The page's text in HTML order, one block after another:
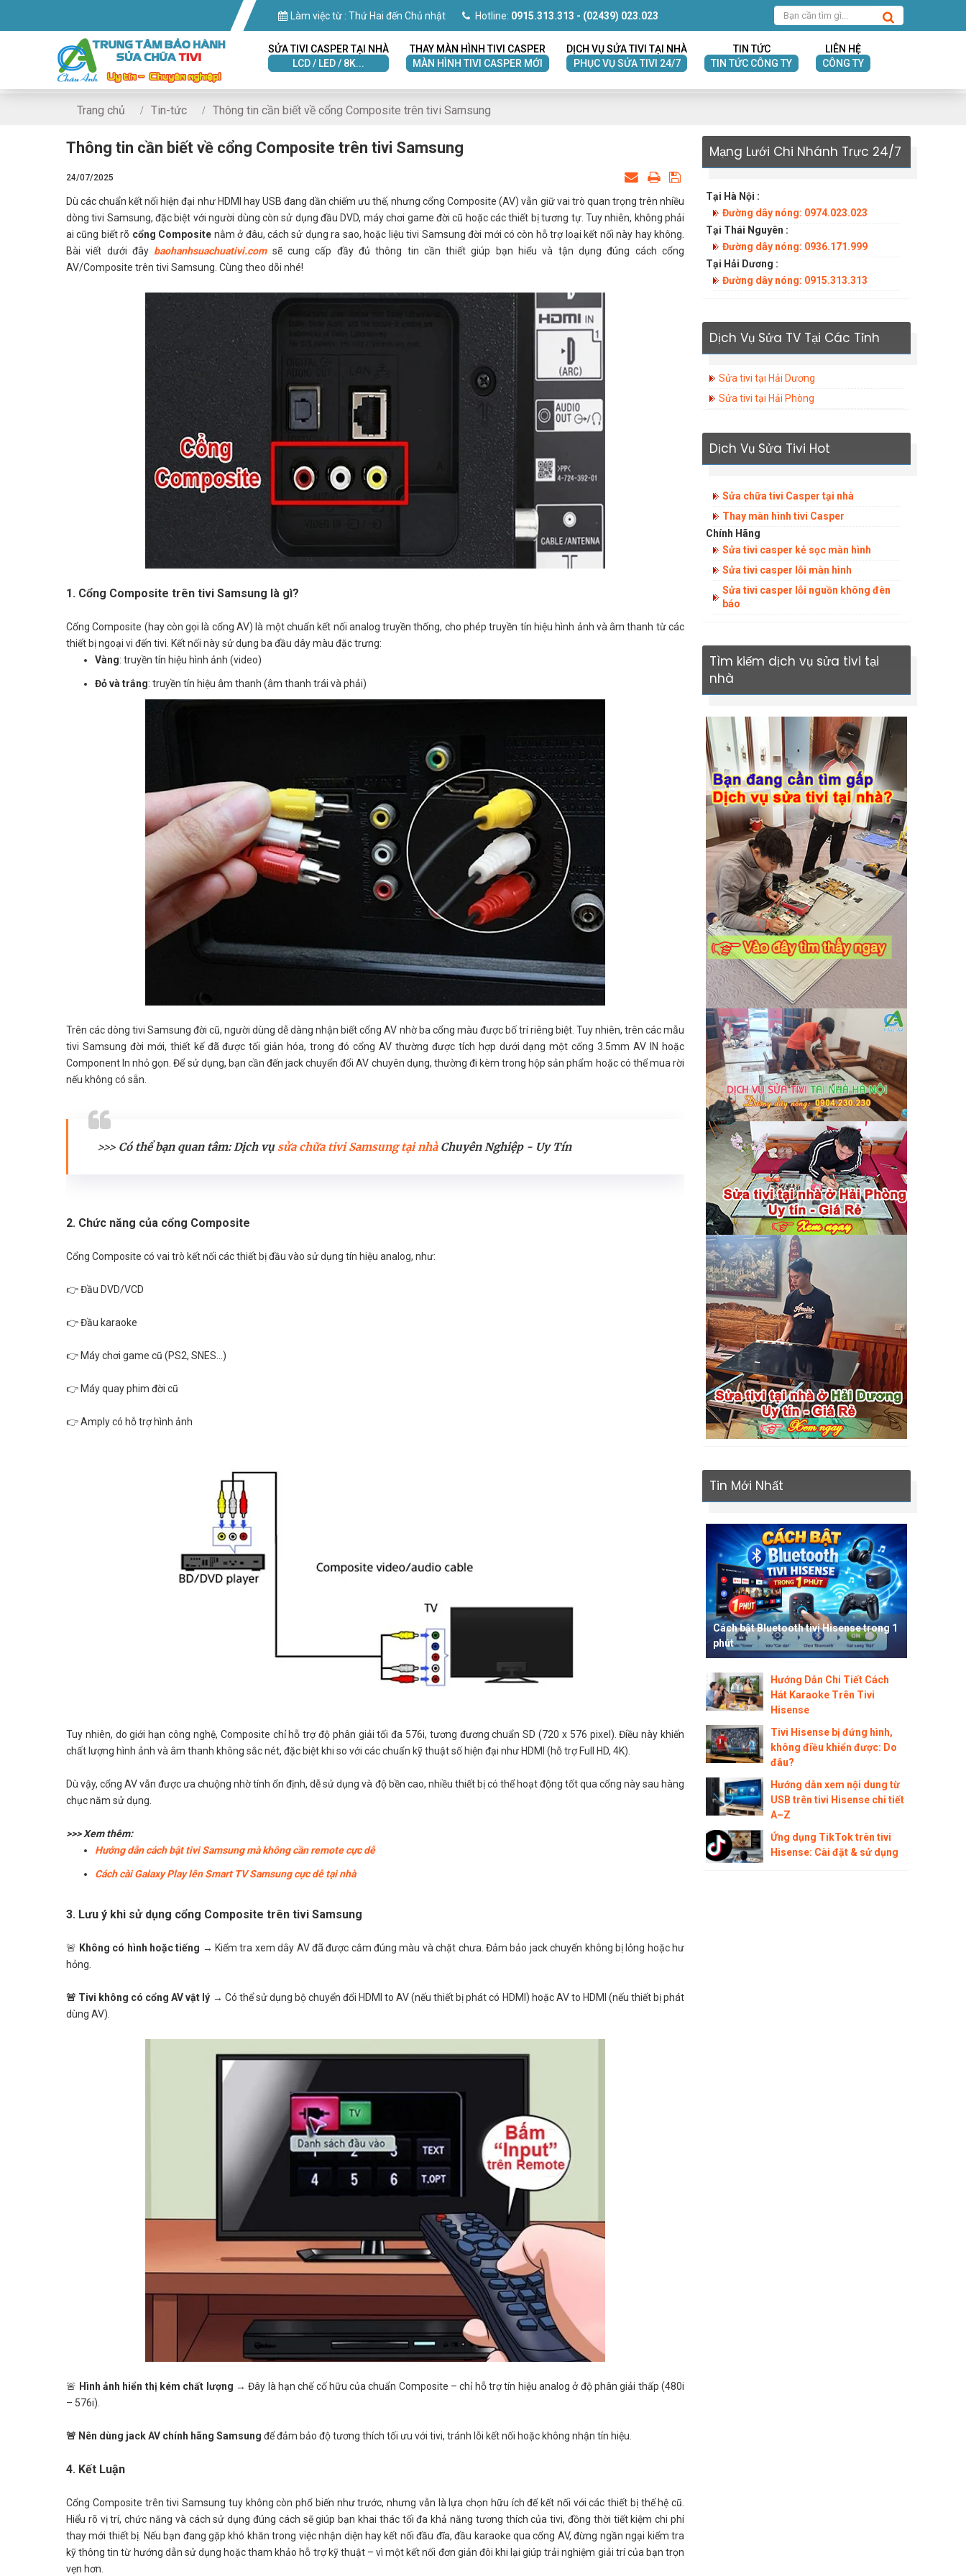
Làm việc từ : Thứ Hai đến Chủ nhật Hotline: 0915.313.313 - (02439) 023.023
SỬA TIVI CASPER TẠI NHÀ
LCD / LED / 8K...
THAY MÀN HÌNH TIVI CASPER
MÀN HÌNH TIVI CASPER MỚI
DỊCH VỤ SỬA TIVI TẠI NHÀ
PHỤC VỤ SỬA TIVI 24/7
TIN TỨC
TIN TỨC CÔNG TY
LIÊN HỆ
CÔNG TY
Trang chủ Tin-tức Thông tin cần biết về cổng Composite trên tivi Samsung
Thông tin cần biết về cổng Composite trên tivi Samsung
24/07/2025
Dù các chuẩn kết nối hiện đại như HDMI hay USB đang dần chiếm ưu thế, nhưng cổng Composite (AV) vẫn giữ vai trò quan trọng trên nhiều
dòng tivi Samsung, đặc biệt với người dùng còn sử dụng đầu DVD, máy chơi game đời cũ hoặc các thiết bị tương tự. Tuy nhiên, không phải
ai cũng biết rõ cổng Composite nằm ở đâu, cách sử dụng ra sao, hoặc liệu tivi Samsung đời mới có còn hỗ trợ loại kết nối này hay không.
Bài viết dưới đâybaohanhsuachuativi.comsẽ cung cấp đầy đủ thông tin cần thiết giúp bạn hiểu và tận dụng đúng cách cổng
AV/Composite trên tivi Samsung. Cùng theo dõi nhé!
1. Cổng Composite trên tivi Samsung là gì?
Cổng Composite (hay còn gọi là cổng AV) là một chuẩn kết nối analog truyền thống, cho phép truyền tín hiệu hình ảnh và âm thanh từ các
thiết bị ngoại vi đến tivi. Kết nối này sử dụng ba đầu dây màu đặc trưng:
Vàng: truyền tín hiệu hình ảnh (video)
Đỏ và trắng: truyền tín hiệu âm thanh (âm thanh trái và phải)
Trên các dòng tivi Samsung đời cũ, người dùng dễ dàng nhận biết cổng AV nhờ ba cổng màu được bố trí riêng biệt. Tuy nhiên, trên các mẫu
tivi Samsung đời mới, thiết kế đã được tối giản hóa, trong đó cổng AV thường được tích hợp dưới dạng một cổng 3.5mm AV IN hoặc
Component In nhỏ gọn. Để sử dụng, bạn cần đến jack chuyển đổi AV chuyên dụng, thường đi kèm trong hộp sản phẩm hoặc có thể mua rời
nếu không có sẵn.
>>> Có thể bạn quan tâm: Dịch vụ sửa chữa tivi Samsung tại nhàChuyên Nghiệp - Uy Tín
2. Chức năng của cổng Composite
Cổng Composite có vai trò kết nối các thiết bị đầu vào sử dụng tín hiệu analog, như:
👉 Đầu DVD/VCD
👉 Đầu karaoke
👉 Máy chơi game cũ (PS2, SNES…)
👉 Máy quay phim đời cũ
👉 Amply có hỗ trợ hình ảnh
Tuy nhiên, do giới hạn công nghệ, Composite chỉ hỗ trợ độ phân giải tối đa 576i, tương đương chuẩn SD (720 x 576 pixel). Điều này khiến
chất lượng hình ảnh và âm thanh không sắc nét, đặc biệt khi so với các chuẩn kỹ thuật số hiện đại như HDMI (hỗ trợ Full HD, 4K).
Dù vậy, cổng AV vẫn được ưa chuộng nhờ tính ổn định, dễ sử dụng và độ bền cao, nhiều thiết bị có thể hoạt động tốt qua cổng này sau hàng
chục năm sử dụng.
>>> Xem thêm:
Hướng dẫn cách bật tivi Samsung mà không cần remote cực dễ
Cách cài Galaxy Play lên Smart TV Samsung cực dễ tại nhà
3. Lưu ý khi sử dụng cổng Composite trên tivi Samsung
🚨 Không có hình hoặc tiếng → Kiểm tra xem dây AV đã được cắm đúng màu và chặt chưa. Đảm bảo jack chuyển không bị lỏng hoặc hư
hỏng.
🚨 Tivi không có cổng AV vật lý → Có thể sử dụng bộ chuyển đổi HDMI to AV (nếu thiết bị phát có HDMI) hoặc AV to HDMI (nếu thiết bị phát
dùng AV).
🚨 Hình ảnh hiển thị kém chất lượng → Đây là hạn chế cố hữu của chuẩn Composite – chỉ hỗ trợ tín hiệu analog ở độ phân giải thấp (480i
– 576i).
🚨 Nên dùng jack AV chính hãng Samsung để đảm bảo độ tương thích tối ưu với tivi, tránh lỗi kết nối hoặc không nhận tín hiệu.
4. Kết Luận
Cổng Composite trên tivi Samsung tuy không còn phổ biến như trước, nhưng vẫn là lựa chọn hữu ích để kết nối với các thiết bị thế hệ cũ.
Hiểu rõ vị trí, chức năng và cách sử dụng đúng cách sẽ giúp bạn khai thác tối đa khả năng tương thích của tivi, đồng thời tiết kiệm chi phí
thay mới thiết bị. Nếu bạn đang gặp khó khăn trong việc nhận diện hay kết nối đầu đĩa, đầu karaoke qua cổng AV, đừng ngần ngại kiểm tra
kỹ thông tin từ hướng dẫn sử dụng hoặc tham khảo hỗ trợ kỹ thuật – vì một kết nối đơn giản đôi khi lại giúp trải nghiệm giải trí của bạn trọn
vẹn hơn.
Mạng Lưới Chi Nhánh Trực 24/7
Tại Hà Nội :
Đường dây nóng: 0974.023.023
Tại Thái Nguyên :
Đường dây nóng: 0936.171.999
Tại Hải Dương :
Đường dây nóng: 0915.313.313
Dịch Vụ Sửa TV Tại Các Tỉnh
Sửa tivi tại Hải Dương
Sửa tivi tại Hải Phòng
Dịch Vụ Sửa Tivi Hot
Sửa chữa tivi Casper tại nhà
Thay màn hình tivi Casper
Chính Hãng
Sửa tivi casper kẻ sọc màn hình
Sửa tivi casper lỗi màn hình
Sửa tivi casper lỗi nguồn không đèn
báo
Tìm kiếm dịch vụ sửa tivi tại
nhà
Tin Mới Nhất
Cách bật Bluetooth tivi Hisense trong 1
phút
Hướng Dẫn Chi Tiết Cách
Hát Karaoke Trên Tivi
Hisense
Tivi Hisense bị đứng hình,
không điều khiển được: Do
đâu?
Hướng dẫn xem nội dung từ
USB trên tivi Hisense chi tiết
A–Z
Ứng dụng TikTok trên tivi
Hisense: Cài đặt & sử dụng